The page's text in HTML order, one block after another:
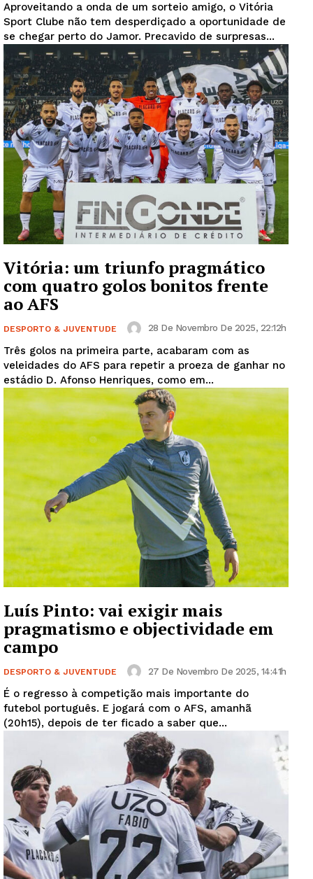
Guimarães, agora!
Aproveitando a onda de um sorteio amigo, o Vitória
Sport Clube não tem desperdiçado a oportunidade de
se chegar perto do Jamor. Precavido de surpresas...
Vitória: um triunfo pragmático
com quatro golos bonitos frente
ao AFS
DESPORTO & JUVENTUDE 28 De Novembro De 2025, 22:12h
Três golos na primeira parte, acabaram com as
veleidades do AFS para repetir a proeza de ganhar no
estádio D. Afonso Henriques, como em...
Luís Pinto: vai exigir mais
pragmatismo e objectividade em
campo
DESPORTO & JUVENTUDE 27 De Novembro De 2025, 14:41h
É o regresso à competição mais importante do
futebol português. E jogará com o AFS, amanhã
(20h15), depois de ter ficado a saber que...